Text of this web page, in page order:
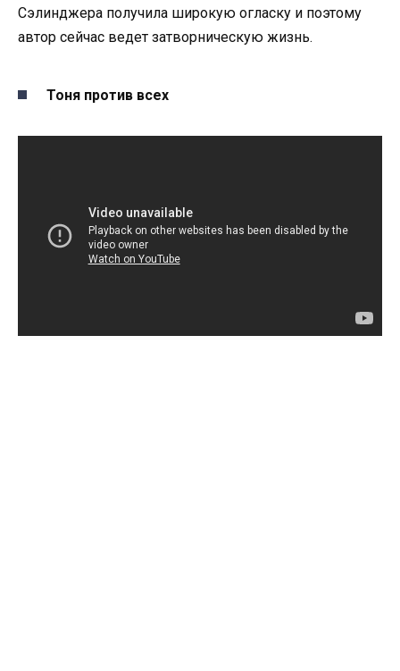
Сэлинджера получила широкую огласку и поэтому
автор сейчас ведет затворническую жизнь.
Тоня против всех